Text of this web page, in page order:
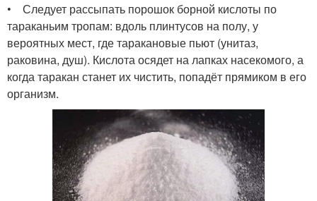
• Следует рассыпать порошок борной кислоты по
тараканьим тропам: вдоль плинтусов на полу, у
вероятных мест, где таракановые пьют (унитаз,
раковина, душ). Кислота осядет на лапках насекомого, а
когда таракан станет их чистить, попадёт прямиком в его
организм.